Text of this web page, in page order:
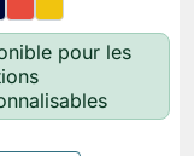
pour les